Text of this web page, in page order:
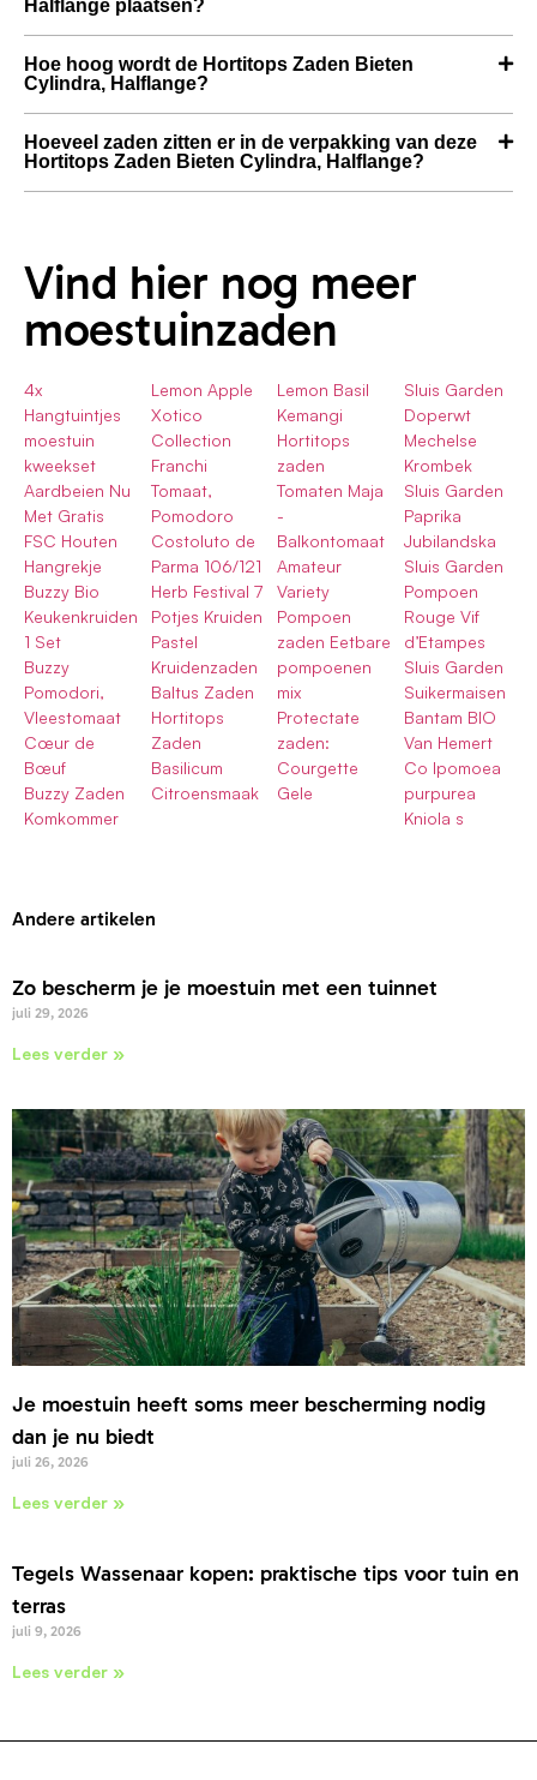
Halflange plaatsen?
Hoe hoog wordt de Hortitops Zaden Bieten
Cylindra, Halflange?
Hoeveel zaden zitten er in de verpakking van deze
Hortitops Zaden Bieten Cylindra, Halflange?
Vind hier nog meer
moestuinzaden
4x
Hangtuintjes
moestuin
kweekset
Aardbeien Nu
Met Gratis
FSC Houten
Hangrekje
Buzzy Bio
Keukenkruiden
1 Set
Buzzy
Pomodori,
Vleestomaat
Cœur de
Bœuf
Buzzy Zaden
Komkommer
Lemon Apple
Xotico
Collection
Franchi
Tomaat,
Pomodoro
Costoluto de
Parma 106/121
Herb Festival 7
Potjes Kruiden
Pastel
Kruidenzaden
Baltus Zaden
Hortitops
Zaden
Basilicum
Citroensmaak
Lemon Basil
Kemangi
Hortitops
zaden
Tomaten Maja
-
Balkontomaat
Amateur
Variety
Pompoen
zaden Eetbare
pompoenen
mix
Protectate
zaden:
Courgette
Gele
Sluis Garden
Doperwt
Mechelse
Krombek
Sluis Garden
Paprika
Jubilandska
Sluis Garden
Pompoen
Rouge Vif
d’Etampes
Sluis Garden
Suikermaisen
Bantam BIO
Van Hemert
Co Ipomoea
purpurea
Kniola s
Andere artikelen
Zo bescherm je je moestuin met een tuinnet
juli 29, 2026
Lees verder »
Je moestuin heeft soms meer bescherming nodig
dan je nu biedt
juli 26, 2026
Lees verder »
Tegels Wassenaar kopen: praktische tips voor tuin en
terras
juli 9, 2026
Lees verder »